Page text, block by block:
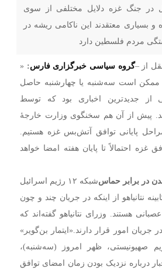
در جنگ غزه دلایل مختلفی از سوی
بسیاری معتقدند این ناکامی ریشه در
مردم فلسطین دارد
گروه سیاسی خبرگزاری فارس:
«
است سه‌شنبه یا چهارشنبه حاصل
جدیدترین اخباری بود که توسط
شد. پیش از آن هم سخنگوی وزارت خارجۀ
پایانی توافق آتش‌بس غزه هستیم.
غزه احتمالاً تا پایان هفته امضا خواهد
در برابر حماس
شبکه ۱۲ رژیم اسرائیل
نتانیاهو از اینکه در جریان چند و چون
عصبانی هستند. وزرای نتانیاهو گفته‌اند که
جریان امور قرار دارند.«ایتمار بن‌گویر»
صهیونیستی، ظهر امروز (سه‌شنبه)،
درباره نزدیک بودن زمان امضای توافق